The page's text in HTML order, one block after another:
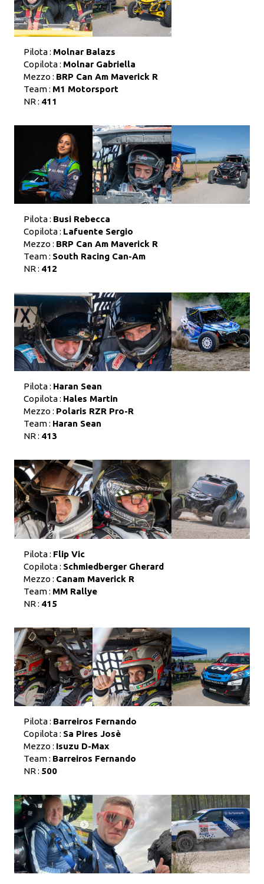
Pilota : Molnar Balazs
Copilota : Molnar Gabriella
Mezzo : BRP Can Am Maverick R
Team : M1 Motorsport
NR : 411
Pilota : Busi Rebecca
Copilota : Lafuente Sergio
Mezzo : BRP Can Am Maverick R
Team : South Racing Can-Am
NR : 412
Pilota : Haran Sean
Copilota : Hales Martin
Mezzo : Polaris RZR Pro-R
Team : Haran Sean
NR : 413
Pilota : Flip Vic
Copilota : Schmiedberger Gherard
Mezzo : Canam Maverick R
Team : MM Rallye
NR : 415
Pilota : Barreiros Fernando
Copilota : Sa Pires Josè
Mezzo : Isuzu D-Max
Team : Barreiros Fernando
NR : 500